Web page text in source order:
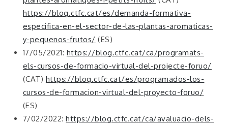
https://blog.ctfc.cat/es/demanda-formativa-
especifica-en-el-sector-de-las-plantas-aromaticas-
y-pequenos-frutos/ (ES)
17/05/2021: https://blog.ctfc.cat/ca/programats-
els-cursos-de-formacio-virtual-del-projecte-foruo/
(CAT) https://blog.ctfc.cat/es/programados-los-
cursos-de-formacion-virtual-del-proyecto-foruo/
(ES)
7/02/2022:https://blog.ctfc.cat/ca/avaluacio-dels-